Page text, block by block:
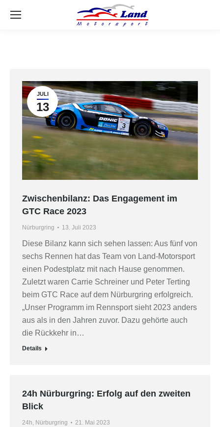
JULI
13
Zwischenbilanz: Das Engagement im
GTC Race 2023
Nürburgring 13. Juli 2023
Diese Bilanz kann sich sehen lassen: Aus fünf von
sechs Rennen hat das Team von Land-Motorsport
einen Podestplatz mit nach Hause genommen.
Zuletzt waren Carrie Schreiner und Peter Terting
beim GTC Race auf dem Nürburgring erfolgreich.
„Unser Programm im Rennsport sieht 2023 anders
aus als in den Jahren zuvor. Dazu gehörte auch
die Rückkehr in…
Details
24h Nürburgring: Erfolg auf den zweiten
Blick
24h, Nürburgring 21. Mai 2023